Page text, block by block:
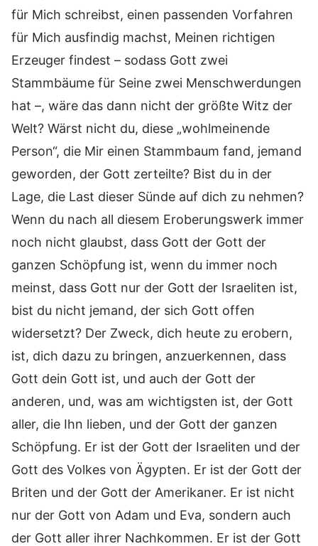
für Mich schreibst, einen passenden Vorfahren
für Mich ausfindig machst, Meinen richtigen
Erzeuger findest – sodass Gott zwei
Stammbäume für Seine zwei Menschwerdungen
hat –, wäre das dann nicht der größte Witz der
Welt? Wärst nicht du, diese „wohlmeinende
Person“, die Mir einen Stammbaum fand, jemand
geworden, der Gott zerteilte? Bist du in der
Lage, die Last dieser Sünde auf dich zu nehmen?
Wenn du nach all diesem Eroberungswerk immer
noch nicht glaubst, dass Gott der Gott der
ganzen Schöpfung ist, wenn du immer noch
meinst, dass Gott nur der Gott der Israeliten ist,
bist du nicht jemand, der sich Gott offen
widersetzt? Der Zweck, dich heute zu erobern,
ist, dich dazu zu bringen, anzuerkennen, dass
Gott dein Gott ist, und auch der Gott der
anderen, und, was am wichtigsten ist, der Gott
aller, die Ihn lieben, und der Gott der ganzen
Schöpfung. Er ist der Gott der Israeliten und der
Gott des Volkes von Ägypten. Er ist der Gott der
Briten und der Gott der Amerikaner. Er ist nicht
nur der Gott von Adam und Eva, sondern auch
der Gott aller ihrer Nachkommen. Er ist der Gott